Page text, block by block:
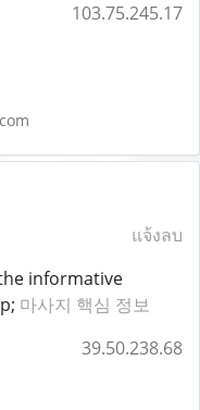
103.75.245.17
แจ้งลบ
informative
마사지 핵심 정보
39.50.238.68